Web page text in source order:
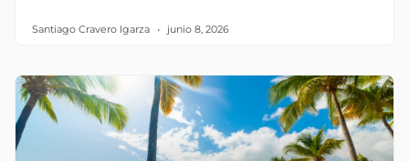
Santiago Cravero Igarza junio 8, 2026